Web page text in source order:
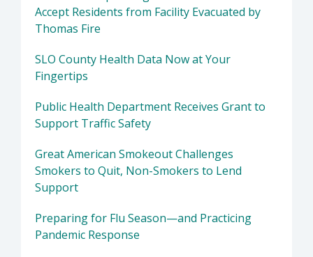
Accept Residents from Facility Evacuated by
Thomas Fire
SLO County Health Data Now at Your
Fingertips
Public Health Department Receives Grant to
Support Traffic Safety
Great American Smokeout Challenges
Smokers to Quit, Non-Smokers to Lend
Support
Preparing for Flu Season—and Practicing
Pandemic Response